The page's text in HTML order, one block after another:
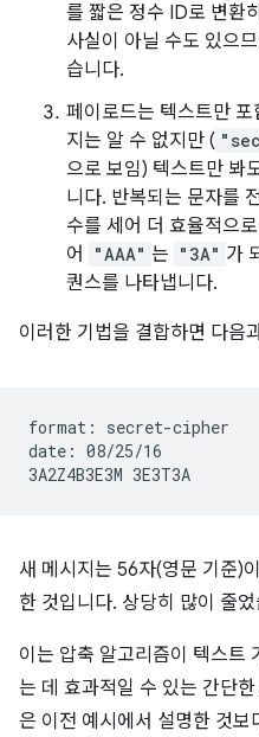
를 짧은 정수 ID로 변환
사실이 아닐 수도 있으
습니다.
페이로드는 텍스트만
지는 알 수 없지만 (
으로 보임) 텍스트만 봐
니다. 반복되는 문자를
수를 세어 더 효율적으
어
"AAA" 는 "3A" 가
퀀스를 나타냅니다.
이러한 기법을 결합하면 다음
format: secret-cipher
date: 08/25/16
새 메시지는 56자(영문 기준)
한 것입니다. 상당히 많이 줄
이는 압축 알고리즘이 텍스트
는 데 효과적일 수 있는 간단
은 이전 예시에서 설명한 것